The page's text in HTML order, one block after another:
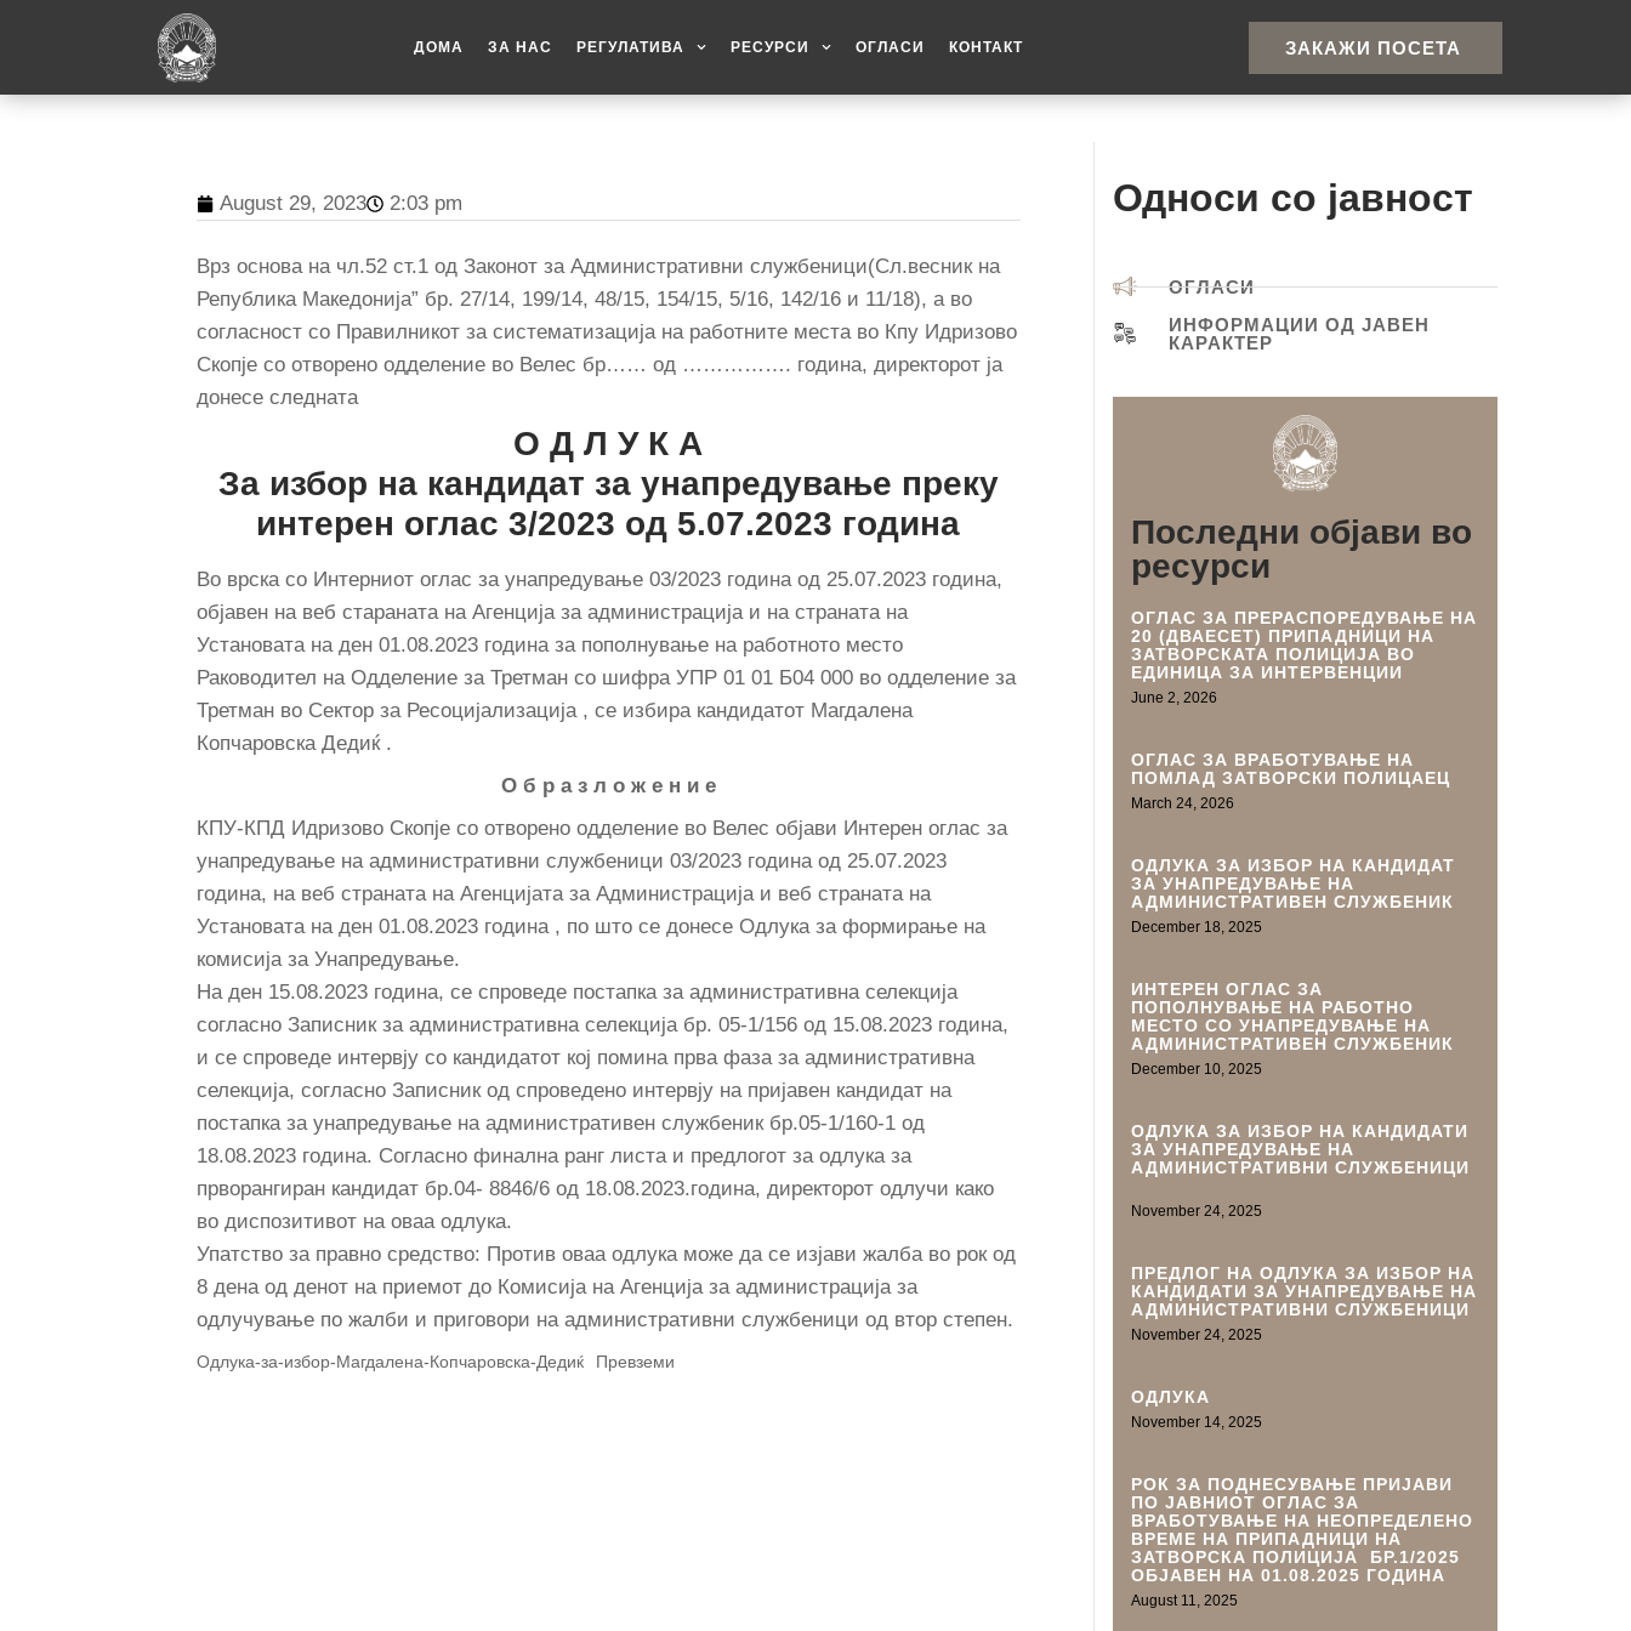
ДОМА ЗА НАС РЕГУЛАТИВА РЕСУРСИ ОГЛАСИ КОНТАКТ ЗАКАЖИ ПОСЕТА
August 29, 2023 2:03 pm
Врз основа на чл.52 ст.1 од Законот за Административни службеници(Сл.весник на
Република Македонија” бр. 27/14, 199/14, 48/15, 154/15, 5/16, 142/16 и 11/18), а во
согласност со Правилникот за систематизација на работните места во Кпу Идризово
Скопје со отворено одделение во Велес бр…… од ……………. година, директорот ја
донесе следната
О Д Л У К А
За избор на кандидат за унапредување преку
интерен оглас 3/2023 од 5.07.2023 година
Во врска со Интерниот оглас за унапредување 03/2023 година од 25.07.2023 година,
oбјавен на веб стараната на Агенција за администрација и на страната на
Установата на ден 01.08.2023 година за пополнување на работното место
Раководител на Одделение за Третман со шифра УПР 01 01 Б04 000 во одделение за
Третман во Сектор за Ресоцијализација , се избира кандидатот Магдалена
Копчаровска Дедиќ .
О б р а з л о ж е н и е
КПУ-КПД Идризово Скопје со отворено одделение во Велес објави Интерен оглас за
унапредување на административни службеници 03/2023 година од 25.07.2023
година, на веб страната на Агенцијата за Администрација и веб страната на
Установата на ден 01.08.2023 година , по што се донесе Одлука за формирање на
комисија за Унапредување.
На ден 15.08.2023 година, се спроведе постапка за административна селекција
согласно Записник за административна селекција бр. 05-1/156 од 15.08.2023 година,
и се спроведе интервју со кандидатот кој помина прва фаза за административна
селекција, согласно Записник од спроведено интервју на пријавен кандидат на
постапка за унапредување на административен службеник бр.05-1/160-1 од
18.08.2023 година. Согласно финална ранг листа и предлогот за одлука за
прворангиран кандидат бр.04- 8846/6 од 18.08.2023.година, директорот одлучи како
во диспозитивот на оваа одлука.
Упатство за правно средство: Против оваа одлука може да се изјави жалба во рок од
8 дена од денот на приемот до Комисија на Агенција за администрација за
одлучување по жалби и приговори на административни службеници од втор степен.
Одлука-за-избор-Магдалена-Копчаровска-Дедиќ Превземи
Односи со јавност
ОГЛАСИ
ИНФОРМАЦИИ ОД ЈАВЕН
КАРАКТЕР
Последни објави во
ресурси
ОГЛАС ЗА ПРЕРАСПОРЕДУВАЊЕ НА
20 (ДВАЕСЕТ) ПРИПАДНИЦИ НА
ЗАТВОРСКАТА ПОЛИЦИЈА ВО
ЕДИНИЦА ЗА ИНТЕРВЕНЦИИ
June 2, 2026
ОГЛАС ЗА ВРАБОТУВАЊЕ НА
ПОМЛАД ЗАТВОРСКИ ПОЛИЦАЕЦ
March 24, 2026
ОДЛУКА ЗА ИЗБОР НА КАНДИДАТ
ЗА УНАПРЕДУВАЊЕ НА
АДМИНИСТРАТИВEН СЛУЖБЕНИК
December 18, 2025
ИНТЕРЕН ОГЛАС ЗА
ПОПОЛНУВАЊЕ НА РАБОТНО
МЕСТО СО УНАПРЕДУВАЊЕ НА
АДМИНИСТРАТИВЕН СЛУЖБЕНИК
December 10, 2025
ОДЛУКА ЗА ИЗБОР НА КАНДИДАТИ
ЗА УНАПРЕДУВАЊЕ НА
АДМИНИСТРАТИВНИ СЛУЖБЕНИЦИ
November 24, 2025
ПРЕДЛОГ НА ОДЛУКА ЗА ИЗБОР НА
КАНДИДАТИ ЗА УНАПРЕДУВАЊЕ НА
АДМИНИСТРАТИВНИ СЛУЖБЕНИЦИ
November 24, 2025
ОДЛУКА
November 14, 2025
РОК ЗА ПОДНЕСУВАЊЕ ПРИЈАВИ
ПО ЈАВНИОТ ОГЛАС ЗА
ВРАБОТУВАЊЕ НА НЕОПРЕДЕЛЕНО
ВРЕМЕ НА ПРИПАДНИЦИ НА
ЗАТВОРСКА ПОЛИЦИЈА БР.1/2025
ОБЈАВЕН НА 01.08.2025 ГОДИНА
August 11, 2025